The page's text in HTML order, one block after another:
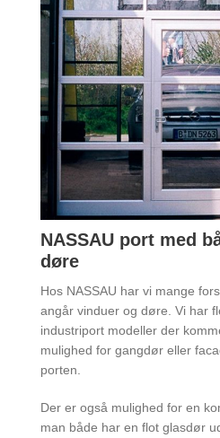
NASSAU port med
døre
Hos NASSAU har vi mange
angår vinduer og døre. Vi har
industriport modeller der
mulighed for gangdør eller
porten.
Der er også mulighed for en
man både har en flot glasdør